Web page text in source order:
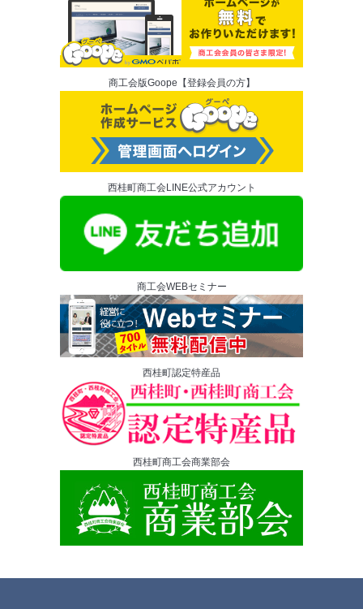
商工会版Goope【登録会員の方】
西桂町商工会LINE公式アカウント
商工会WEBセミナー
西桂町認定特産品
西桂町商工会商業部会